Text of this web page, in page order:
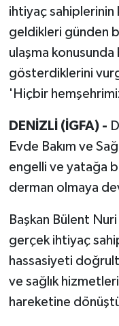
ihtiyaç sahiplerinin
geldikleri günden
ulaşma
gösterdiklerini
'Hiçbir
DENİZLİ (İGFA) -
Evde Bakım ve
engelli ve yatağa
derman olmaya
Başkan Bülent
gerçek ihtiyaç
hassasiyeti
ve sağlık
hareketine